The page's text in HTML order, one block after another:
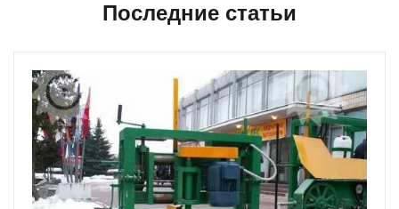
Последние статьи